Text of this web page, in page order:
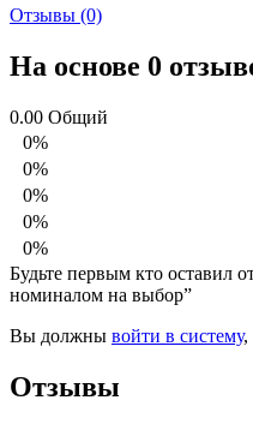
Отзывы (0)
На основе 0
0.00 Общий
0%
0%
0%
0%
0%
Будьте первым кто оставил
номиналом на выбор”
Вы должны войти в систему,
Отзывы